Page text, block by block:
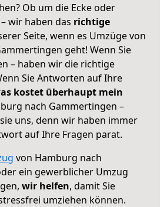
Ob um die Ecke oder
wir haben das richtige
Seite, wenn es Umzüge von
geht! Wenn Sie
– haben wir die richtige
Sie Antworten auf Ihre
kostet überhaupt mein
nach Gammertingen –
uns, denn wir haben immer
auf Ihre Fragen parat.
von Hamburg nach
ein gewerblicher Umzug
wir helfen, damit Sie
umziehen können.